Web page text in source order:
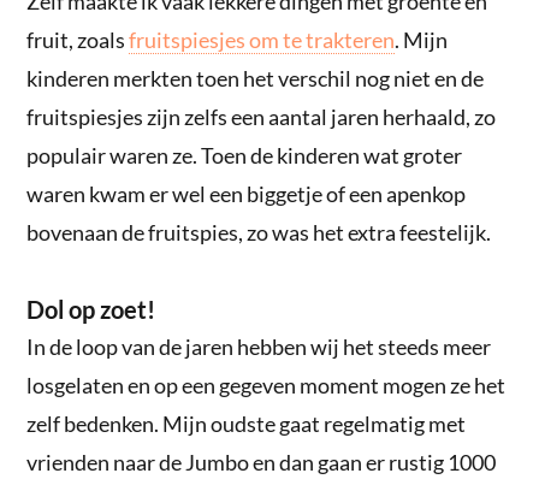
fruit, zoalsfruitspiesjes om te trakteren. Mijn
kinderen merkten toen het verschil nog niet en de
fruitspiesjes zijn zelfs een aantal jaren herhaald, zo
populair waren ze. Toen de kinderen wat groter
waren kwam er wel een biggetje of een apenkop
bovenaan de fruitspies, zo was het extra feestelijk.
Dol op zoet!
In de loop van de jaren hebben wij het steeds meer
losgelaten en op een gegeven moment mogen ze het
zelf bedenken. Mijn oudste gaat regelmatig met
vrienden naar de Jumbo en dan gaan er rustig 1000